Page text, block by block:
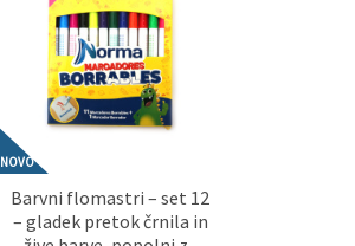
NOVO
Barvni flomastri – set 12
– gladek pretok črnila in